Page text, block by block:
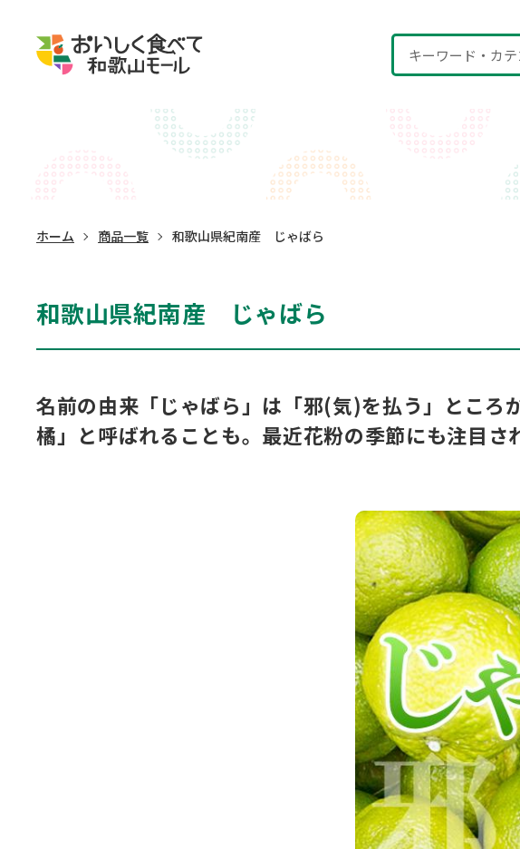
キーワード・カ
ホーム 商品一覧 和歌山県紀南産 じゃばら
和歌山県紀南産 じゃばら
名前の由来「じゃばら」は「邪(気)を払う」ところ
橘」と呼ばれることも。最近花粉の季節にも注目さ